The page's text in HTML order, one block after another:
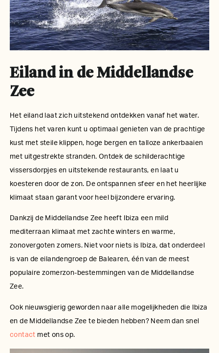
Eiland in de Middellandse
Zee
Het eiland laat zich uitstekend ontdekken vanaf het water.
Tijdens het varen kunt u optimaal genieten van de prachtige
kust met steile klippen, hoge bergen en talloze ankerbaaien
met uitgestrekte stranden. Ontdek de schilderachtige
vissersdorpjes en uitstekende restaurants, en laat u
koesteren door de zon. De ontspannen sfeer en het heerlijke
klimaat staan garant voor heel bijzondere ervaring.
Dankzij de Middellandse Zee heeft Ibiza een mild
mediterraan klimaat met zachte winters en warme,
zonovergoten zomers. Niet voor niets is Ibiza, dat onderdeel
is van de eilandengroep de Balearen, één van de meest
populaire zomerzon-bestemmingen van de Middellandse
Zee.
Ook nieuwsgierig geworden naar alle mogelijkheden die Ibiza
en de Middellandse Zee te bieden hebben? Neem dan snel
contact met ons op.